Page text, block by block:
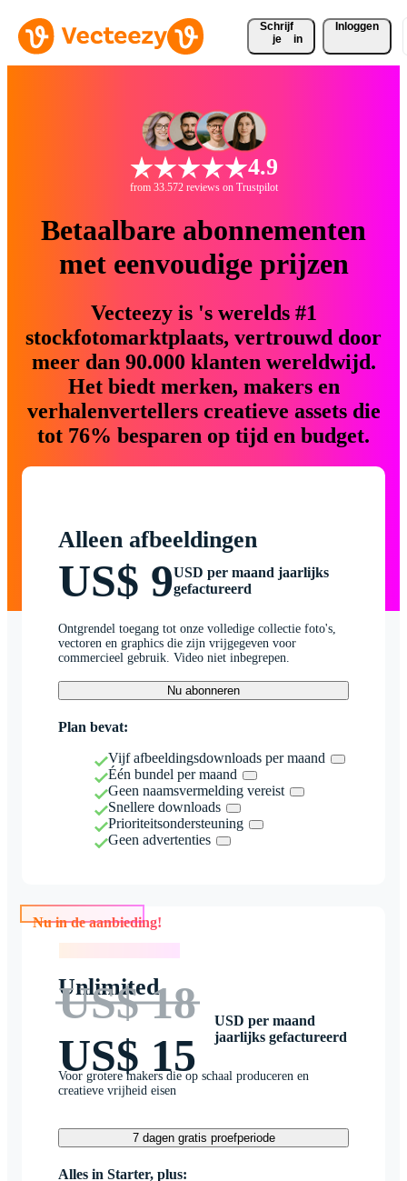
Schrijf
je
in
Inloggen
4.9
from 33.572 reviews on Trustpilot
Betaalbare abonnementen
met eenvoudige prijzen
Vecteezy is 's werelds #1
stockfotomarktplaats, vertrouwd door
meer dan 90.000 klanten wereldwijd.
Het biedt merken, makers en
verhalenvertellers creatieve assets die
tot 76% besparen op tijd en budget.
Alleen afbeeldingen
US$ 9USD per maand jaarlijks
gefactureerd
Ontgrendel toegang tot onze volledige collectie foto's,
vectoren en graphics die zijn vrijgegeven voor
commercieel gebruik. Video niet inbegrepen.
Nu abonneren
Plan bevat:
Vijf afbeeldingsdownloads per maand
Één bundel per maand
Geen naamsvermelding vereist
Snellere downloads
Prioriteitsondersteuning
Geen advertenties
Nu in de aanbieding!
Unlimited
US$ 18
US$ 15
USD per maand
jaarlijks gefactureerd
Voor grotere makers die op schaal produceren en
creatieve vrijheid eisen
7 dagen gratis proefperiode
Alles in Starter, plus: